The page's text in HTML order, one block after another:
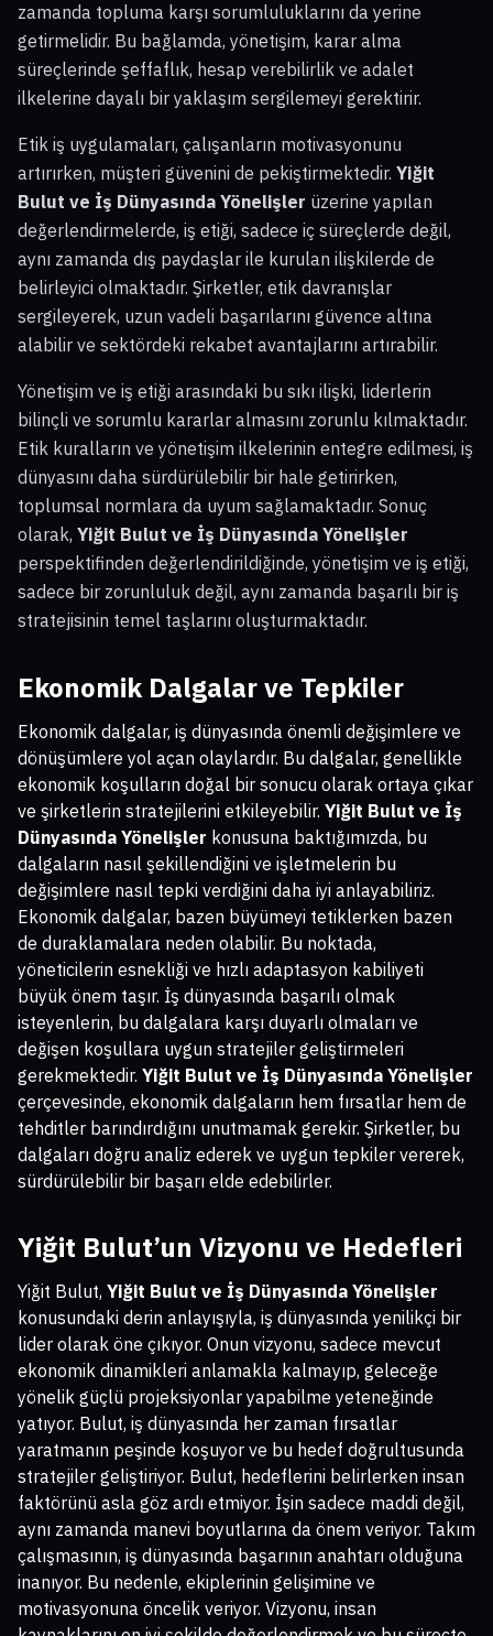
zamanda topluma karşı sorumluluklarını da yerine
getirmelidir. Bu bağlamda, yönetişim, karar alma
süreçlerinde şeffaflık, hesap verebilirlik ve adalet
ilkelerine dayalı bir yaklaşım sergilemeyi gerektirir.
Etik iş uygulamaları, çalışanların motivasyonunu
artırırken, müşteri güvenini de pekiştirmektedir. Yiğit
Bulut ve İş Dünyasında Yönelişler üzerine yapılan
değerlendirmelerde, iş etiği, sadece iç süreçlerde değil,
aynı zamanda dış paydaşlar ile kurulan ilişkilerde de
belirleyici olmaktadır. Şirketler, etik davranışlar
sergileyerek, uzun vadeli başarılarını güvence altına
alabilir ve sektördeki rekabet avantajlarını artırabilir.
Yönetişim ve iş etiği arasındaki bu sıkı ilişki, liderlerin
bilinçli ve sorumlu kararlar almasını zorunlu kılmaktadır.
Etik kuralların ve yönetişim ilkelerinin entegre edilmesi, iş
dünyasını daha sürdürülebilir bir hale getirirken,
toplumsal normlara da uyum sağlamaktadır. Sonuç
olarak, Yiğit Bulut ve İş Dünyasında Yönelişler
perspektifinden değerlendirildiğinde, yönetişim ve iş etiği,
sadece bir zorunluluk değil, aynı zamanda başarılı bir iş
stratejisinin temel taşlarını oluşturmaktadır.
Ekonomik Dalgalar ve Tepkiler
Ekonomik dalgalar, iş dünyasında önemli değişimlere ve
dönüşümlere yol açan olaylardır. Bu dalgalar, genellikle
ekonomik koşulların doğal bir sonucu olarak ortaya çıkar
ve şirketlerin stratejilerini etkileyebilir. Yiğit Bulut ve İş
Dünyasında Yönelişler konusuna baktığımızda, bu
dalgaların nasıl şekillendiğini ve işletmelerin bu
değişimlere nasıl tepki verdiğini daha iyi anlayabiliriz.
Ekonomik dalgalar, bazen büyümeyi tetiklerken bazen
de duraklamalara neden olabilir. Bu noktada,
yöneticilerin esnekliği ve hızlı adaptasyon kabiliyeti
büyük önem taşır. İş dünyasında başarılı olmak
isteyenlerin, bu dalgalara karşı duyarlı olmaları ve
değişen koşullara uygun stratejiler geliştirmeleri
gerekmektedir. Yiğit Bulut ve İş Dünyasında Yönelişler
çerçevesinde, ekonomik dalgaların hem fırsatlar hem de
tehditler barındırdığını unutmamak gerekir. Şirketler, bu
dalgaları doğru analiz ederek ve uygun tepkiler vererek,
sürdürülebilir bir başarı elde edebilirler.
Yiğit Bulut’un Vizyonu ve Hedefleri
Yiğit Bulut, Yiğit Bulut ve İş Dünyasında Yönelişler
konusundaki derin anlayışıyla, iş dünyasında yenilikçi bir
lider olarak öne çıkıyor. Onun vizyonu, sadece mevcut
ekonomik dinamikleri anlamakla kalmayıp, geleceğe
yönelik güçlü projeksiyonlar yapabilme yeteneğinde
yatıyor. Bulut, iş dünyasında her zaman fırsatlar
yaratmanın peşinde koşuyor ve bu hedef doğrultusunda
stratejiler geliştiriyor. Bulut, hedeflerini belirlerken insan
faktörünü asla göz ardı etmiyor. İşin sadece maddi değil,
aynı zamanda manevi boyutlarına da önem veriyor. Takım
çalışmasının, iş dünyasında başarının anahtarı olduğuna
inanıyor. Bu nedenle, ekiplerinin gelişimine ve
motivasyonuna öncelik veriyor. Vizyonu, insan